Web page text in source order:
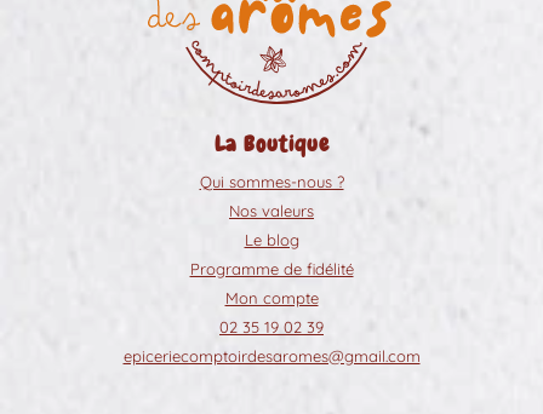
La Boutique
Qui sommes-nous ?
Nos valeurs
Le blog
Programme de fidélité
Mon compte
02 35 19 02 39
epiceriecomptoirdesaromes@gmail.com